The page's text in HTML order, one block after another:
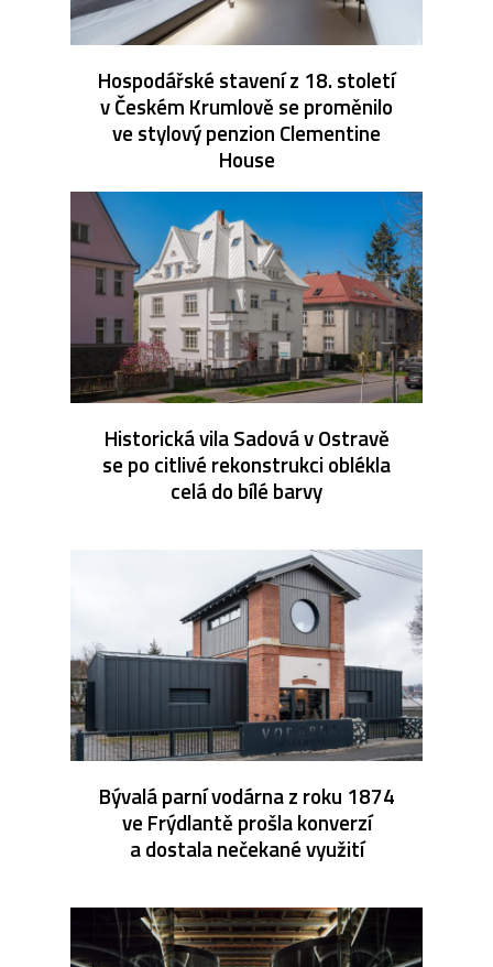
Hospodářské stavení z 18. století
v Českém Krumlově se proměnilo
ve stylový penzion Clementine
House
Historická vila Sadová v Ostravě
se po citlivé rekonstrukci oblékla
celá do bílé barvy
Bývalá parní vodárna z roku 1874
ve Frýdlantě prošla konverzí
a dostala nečekané využití